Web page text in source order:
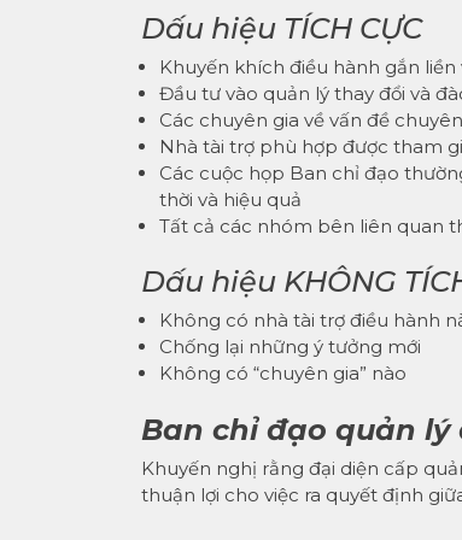
Dấu hiệu TÍCH CỰC
Khuyến khích điều hành gắn liền
Đầu tư vào quản lý thay đổi và
Các chuyên gia về vấn đề
Nhà tài trợ phù hợp được tham
Các cuộc họp Ban chỉ đạo
thời và hiệu quả
Tất cả các nhóm bên liên quan
Dấu hiệu KHÔNG
Không có nhà tài trợ điều hành
Chống lại những ý tưởng mới
Không có “chuyên gia” nào
Ban chỉ đạo quản
Khuyến nghị rằng đại diện cấp
thuận lợi cho việc ra quyết định